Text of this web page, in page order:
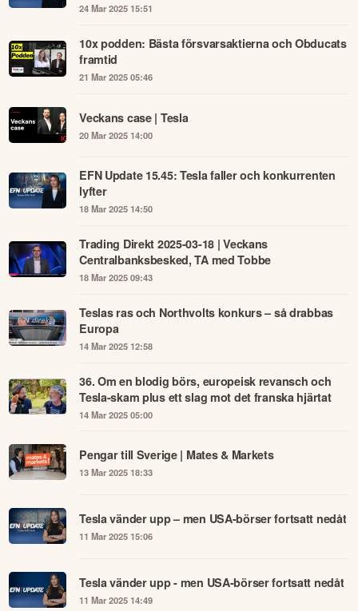
24 Mar 2025 15:51
10x podden: Bästa försvarsaktierna och Obducats
framtid
21 Mar 2025 05:46
Veckans case | Tesla
20 Mar 2025 14:00
EFN Update 15.45: Tesla faller och konkurrenten
lyfter
18 Mar 2025 14:50
Trading Direkt 2025-03-18 | Veckans
Centralbanksbesked, TA med Tobbe
18 Mar 2025 09:43
Teslas ras och Northvolts konkurs – så drabbas
Europa
14 Mar 2025 12:58
36. Om en blodig börs, europeisk revansch och
Tesla-skam plus ett slag mot det franska hjärtat
14 Mar 2025 05:00
Pengar till Sverige | Mates & Markets
13 Mar 2025 18:33
Tesla vänder upp – men USA-börser fortsatt nedåt
11 Mar 2025 15:06
Tesla vänder upp - men USA-börser fortsatt nedåt
11 Mar 2025 14:49